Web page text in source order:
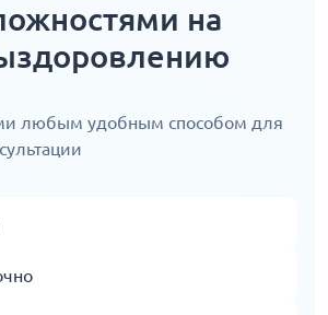
на
любым удобным способом для